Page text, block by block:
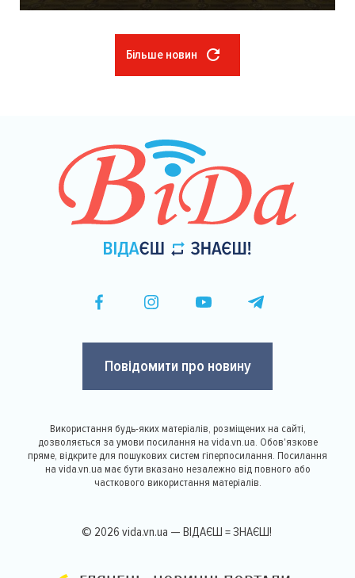
Більше новин
Повідомити про новину
Використання будь-яких матеріалів, розміщених на сайті,
дозволяється за умови посилання на vida.vn.ua. Обов'язкове
пряме, відкрите для пошукових систем гіперпосилання. Посилання
на vida.vn.ua має бути вказано незалежно від повного або
часткового використання матеріалів.
© 2026 vida.vn.ua — ВІДАЄШ = ЗНАЄШ!